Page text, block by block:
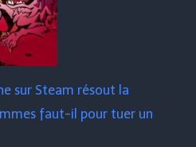
sur Steam résout la
faut-il pour tuer un